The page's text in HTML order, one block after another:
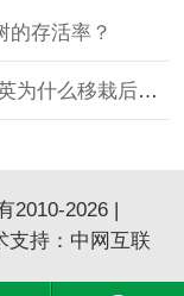
的存活率？
栽后掉叶 怎么解决
2010-2026 |
支持： 中网互联